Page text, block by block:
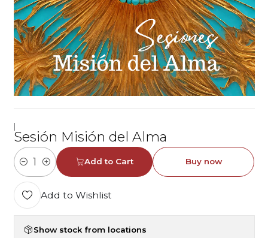
Sesión Misión del Alma
Quantity
Add to Cart Buy now
Add to Wishlist
Show stock from locations